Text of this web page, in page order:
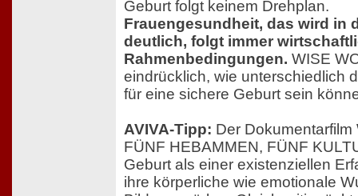
Geburt folgt keinem Drehplan.
Frauengesundheit, das wird in
deutlich, folgt immer
Rahmenbedingungen. WISE
eindrücklich, wie unterschiedlich
für eine sichere Geburt sein
AVIVA-Tipp: Der Dokumentarfilm
FÜNF HEBAMMEN, FÜNF
Geburt als einer existenziellen
ihre körperliche wie emotionale